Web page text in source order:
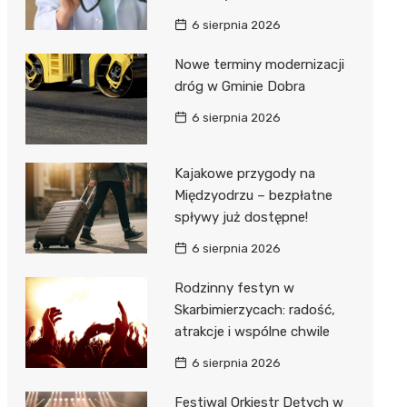
6 sierpnia 2026
Nowe terminy modernizacji
dróg w Gminie Dobra
6 sierpnia 2026
Kajakowe przygody na
Międzyodrzu – bezpłatne
spływy już dostępne!
6 sierpnia 2026
Rodzinny festyn w
Skarbimierzycach: radość,
atrakcje i wspólne chwile
6 sierpnia 2026
Festiwal Orkiestr Dętych w